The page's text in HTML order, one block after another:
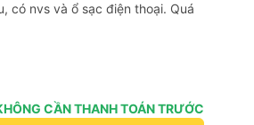
có nvs và ổ sạc điện thoại. Quá
CẦN THANH TOÁN TRƯỚC